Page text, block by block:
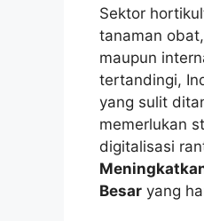
Sektor
tanaman
maupun
tertandingi,
yang sulit
memerlukan
digitalisasi
Besar yang